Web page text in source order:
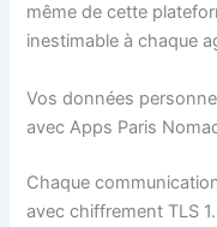
même de cette
inestimable à chaque
Vos données
avec Apps Paris
Chaque
avec chiffrement TLS